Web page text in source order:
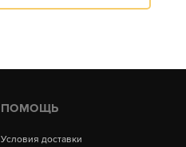
ПОМОЩЬ
Условия доставки